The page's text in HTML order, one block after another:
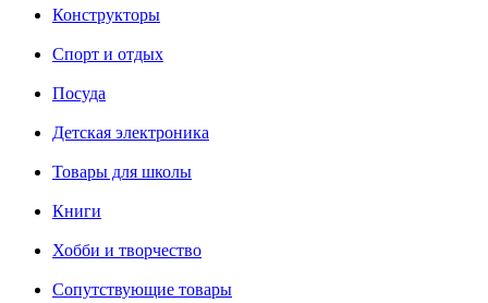
Конструкторы
Спорт и отдых
Посуда
Детская электроника
Товары для школы
Книги
Хобби и творчество
Сопутствующие товары